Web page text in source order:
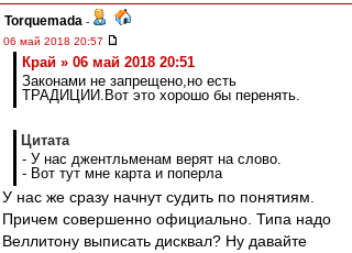
Torquemada -
06 май 2018 20:57
Край » 06 май 2018 20:51
Законами не запрещено,но есть
ТРАДИЦИИ.Вот это хорошо бы перенять.
Цитата
- У нас джентльменам верят на слово.
- Вот тут мне карта и поперла
У нас же сразу начнут судить по понятиям.
Причем совершенно официально. Типа надо
Веллитону выписать дисквал? Ну давайте